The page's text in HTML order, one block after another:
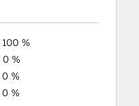
100 %
0 %
0 %
0 %